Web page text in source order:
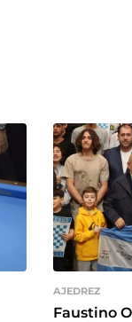
AJEDREZ
Faustino